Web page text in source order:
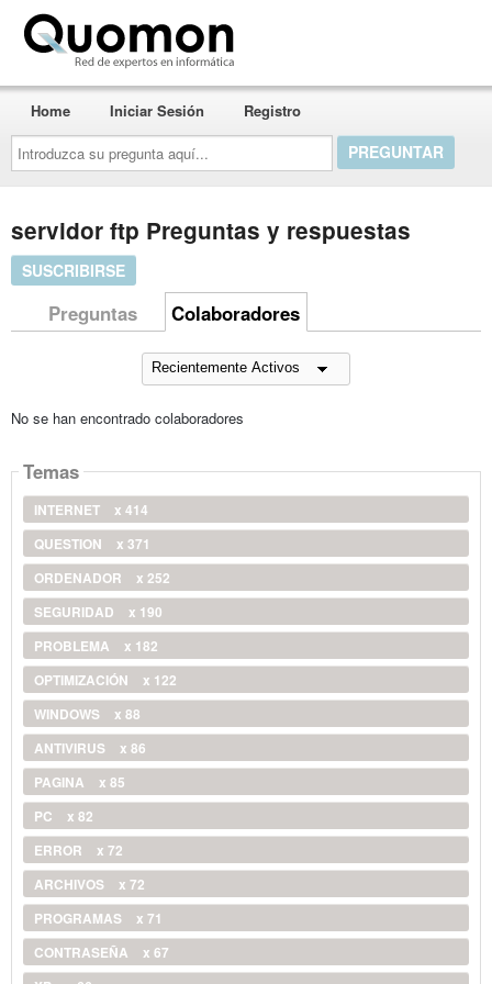
Introduzca
su
pregunta
aquí...
Home Iniciar Sesión Registro
servidor ftp Preguntas y respuestas
SUSCRIBIRSE
Preguntas Colaboradores
No se han encontrado colaboradores
Temas
INTERNET
x 414
QUESTION
x 371
ORDENADOR
x 252
SEGURIDAD
x 190
PROBLEMA
x 182
OPTIMIZACIÓN
x 122
WINDOWS
x 88
ANTIVIRUS
x 86
PAGINA
x 85
PC
x 82
ERROR
x 72
ARCHIVOS
x 72
PROGRAMAS
x 71
CONTRASEÑA
x 67